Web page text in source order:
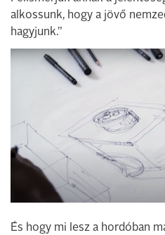
alkossunk, hogy a jövő
hagyjunk.”
És hogy mi lesz a hordóban